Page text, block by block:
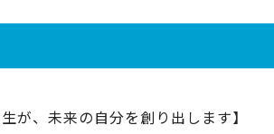
が、未来の自分を創り出します】